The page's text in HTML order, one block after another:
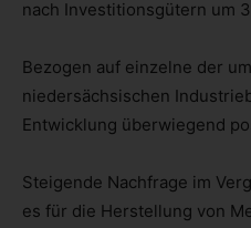
nach Investitionsgütern um
Bezogen auf einzelne der
niedersächsischen
Entwicklung überwiegend
Steigende Nachfrage im
es für die Herstellung von